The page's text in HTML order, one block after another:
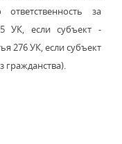
ответственность за
УК, если субъект -
276 УК, если субъект
гражданства).